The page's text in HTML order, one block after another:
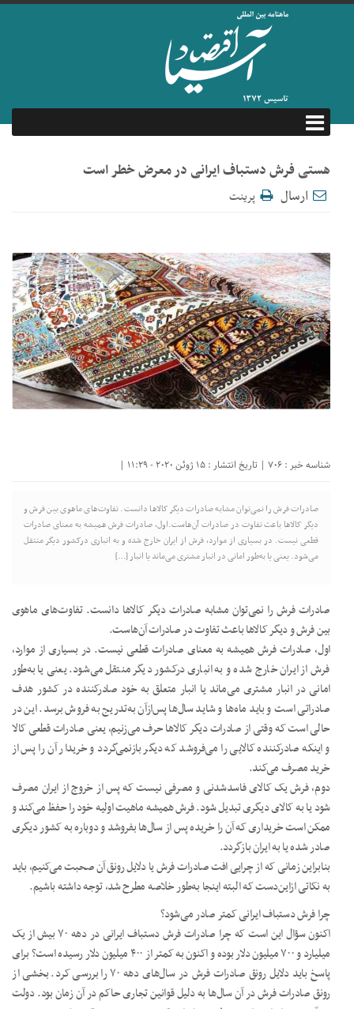
هستی فرش دستباف ایرانی در معرض خطر است
ارسال
پرینت
شناسه خبر : 706 | تاریخ انتشار : 15 ژوئن 2020 - 11:29 |
صادرات فرش را نمی‌توان مشابه صادرات دیگر کالاها دانست. تفاوت‌های ماهوی بین فرش و
دیگر کالاها باعث تفاوت در صادرات آن‌هاست.اول، صادرات فرش همیشه به معنای صادرات
قطعی نیست. در بسیاری از موارد، فرش از ایران خارج شده و به انباری درکشور دیگر منتقل
می‌شود. یعنی یا به‌طور امانی در انبار مشتری می‌ماند یا انبار […]
صادرات فرش را نمی‌توان مشابه صادرات دیگر کالاها دانست. تفاوت‌های ماهوی
بین فرش و دیگر کالاها باعث تفاوت در صادرات آن‌هاست.
اول، صادرات فرش همیشه به معنای صادرات قطعی نیست. در بسیاری از موارد،
فرش از ایران خارج شده و به انباری درکشور دیگر منتقل می‌شود. یعنی یا به‌طور
امانی در انبار مشتری می‌ماند یا انبار متعلق به خود صادرکننده در کشور هدف
صادراتی است و باید ماه‌ها و شاید سال‌ها پس‌ازآن به‌تدریج به فروش برسد. این در
حالی است که وقتی از صادرات دیگر کالاها حرف می‌زنیم، یعنی صادرات قطعی کالا
و اینکه صادرکننده کالایی را می‌فروشد که دیگر بازنمی‌گردد و خریدار آن را پس از
خرید مصرف می‌کند.
دوم، فرش یک کالای فاسدشدنی و مصرفی نیست که پس از خروج از ایران مصرف
شود یا به کالای دیگری تبدیل شود. فرش همیشه ماهیت اولیه خود را حفظ می‌کند و
ممکن است خریداری که آن را خریده پس از سال‌ها بفروشد و دوباره به کشور دیگری
صادر شده یا به ایران بازگردد.
بنابراین زمانی که از چرایی افت صادرات فرش یا دلایل رونق آن صحبت می‌کنیم، باید
به نکاتی ازاین‌دست که البته اینجا به‌طور خلاصه مطرح شد، توجه داشته باشیم.
چرا فرش دستباف ایرانی کمتر صادر می‌شود؟
اکنون سؤال این است که چرا صادرات فرش دستباف ایرانی در دهه ۷۰ بیش از یک
میلیارد و ۷۰۰ میلیون دلار بوده و اکنون به کمتر از ۴۰۰ میلیون دلار رسیده است؟ برای
پاسخ باید دلایل رونق صادرات فرش در سال‌های دهه ۷۰ را بررسی کرد. بخشی از
رونق صادرات فرش در آن سال‌ها به دلیل قوانین تجاری حاکم در آن زمان بود. دولت